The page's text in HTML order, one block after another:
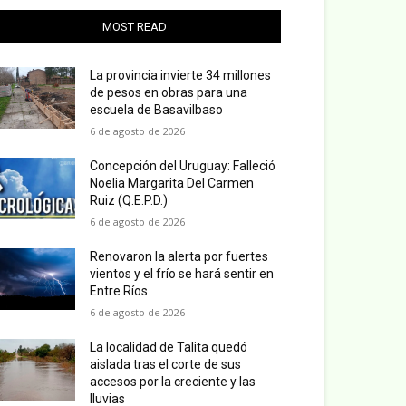
MOST READ
La provincia invierte 34 millones
de pesos en obras para una
escuela de Basavilbaso
6 de agosto de 2026
Concepción del Uruguay: Falleció
Noelia Margarita Del Carmen
Ruiz (Q.E.P.D.)
6 de agosto de 2026
Renovaron la alerta por fuertes
vientos y el frío se hará sentir en
Entre Ríos
6 de agosto de 2026
La localidad de Talita quedó
aislada tras el corte de sus
accesos por la creciente y las
lluvias